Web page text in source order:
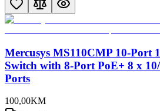
Mercusys MS110CMP 10-Port
Switch with 8-Port PoE+ 8 x
Ports
100,00KM